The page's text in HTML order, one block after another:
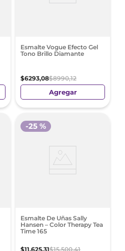
Esmalte Vogue Efecto Gel
Tono Brillo Diamante
$6293,08$8990,12
Agregar
Esmalte De Uñas Sally
Hansen – Color Therapy Tea
Time 165
$11.625,31$15.500,41
-25 %